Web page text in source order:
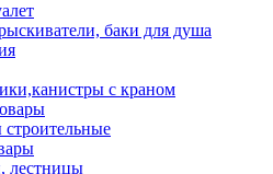
баки для душа
с краном
строительные
лестницы